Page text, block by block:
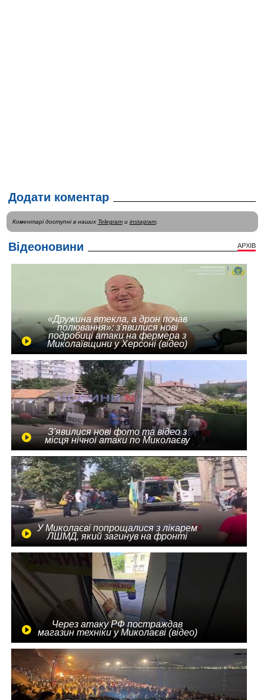
Додати коментар
Коментарі доступні в наших Telegramи instagram.
Відеоновини АРХІВ
«Дружина втекла, а дрон почав
полювання»: з'явилися нові
подробиці атаки на фермера з
Миколаївщини у Херсоні (відео)
З'явилися нові фото та відео з
місця нічної атаки по Миколаєву
У Миколаєві попрощалися з лікарем
ЛШМД, який загинув на фронті
Через атаку РФ постраждав
магазин техніки у Миколаєві (відео)